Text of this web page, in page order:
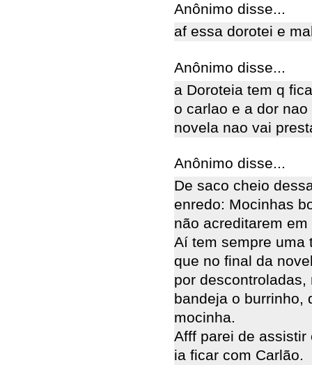
Anônimo disse...
af essa dorotei e
Anônimo disse...
a Doroteia tem q
o carlao e a dor
novela nao vai
Anônimo disse...
De saco cheio
enredo: Mocinhas
não acreditarem
Aí tem sempre uma
que no final da
por
bandeja o burrinho,
mocinha.
Afff parei de
ia ficar com Carlão.